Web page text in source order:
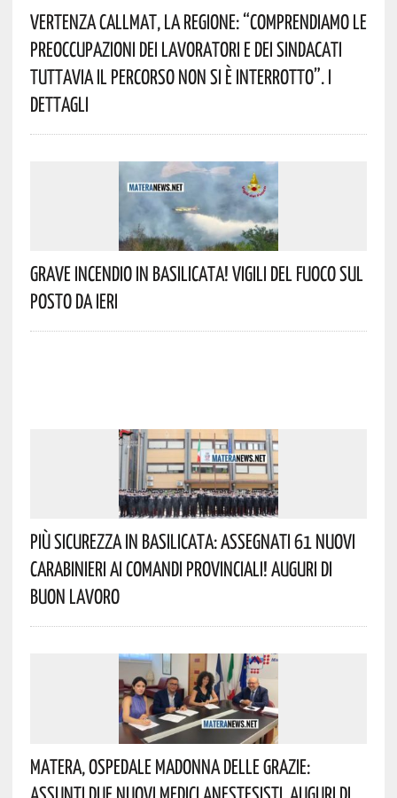
Vertenza CallMat, La Regione: “comprendiamo Le
Preoccupazioni Dei Lavoratori E Dei Sindacati
Tuttavia Il Percorso Non Si È Interrotto”. I
Dettagli
Grave Incendio In Basilicata! Vigili Del Fuoco Sul
Posto Da Ieri
Più Sicurezza In Basilicata: Assegnati 61 Nuovi
Carabinieri Ai Comandi Provinciali! Auguri Di
Buon Lavoro
Matera, Ospedale Madonna Delle Grazie: